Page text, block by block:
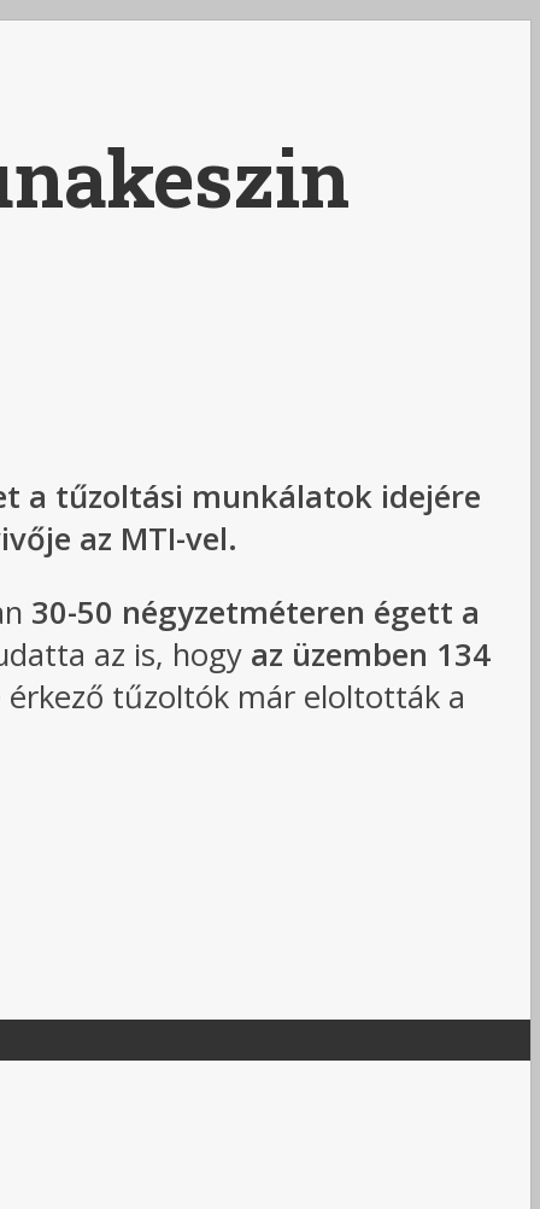
a tűzoltási munkálatok idejére
az MTI-vel.
30-50 négyzetméteren égett a
az is, hogy az üzemben 134
érkező tűzoltók már eloltották a